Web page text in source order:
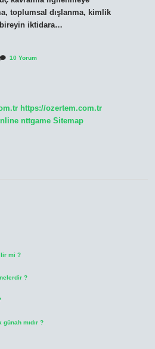
toplumsal dışlanma, kimlik
iktidara…
10 Yorum
https://ozertem.com.tr
nttgame Sitemap
mi ?
?
günah mıdır ?